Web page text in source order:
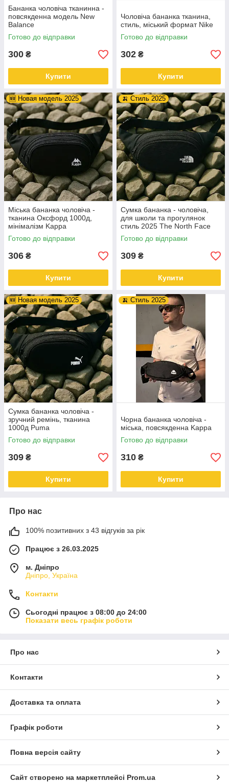
Бананка чоловіча тканинна -
повсякденна модель New
Balance
Готово до відправки
300 ₴
Купити
Чоловіча бананка тканина,
стиль, міський формат Nike
Готово до відправки
302 ₴
Купити
🆕 Новая модель 2025
Міська бананка чоловіча -
тканина Оксфорд 1000д,
мінімалізм Kappa
Готово до відправки
306 ₴
Купити
🍌 Стиль 2025
Сумка бананка - чоловіча,
для школи та прогулянок
стиль 2025 The North Face
Готово до відправки
309 ₴
Купити
🆕 Новая модель 2025
Сумка бананка чоловіча -
зручний ремінь, тканина
1000д Puma
Готово до відправки
309 ₴
Купити
🍌 Стиль 2025
Чорна бананка чоловіча -
міська, повсякденна Kappa
Готово до відправки
310 ₴
Купити
Про нас
100% позитивних з 43 відгуків за рік
Працює з 26.03.2025
м. Дніпро
Дніпро, Україна
Контакти
Сьогодні працює з 08:00 до 24:00
Показати весь графік роботи
Про нас
Контакти
Доставка та оплата
Графік роботи
Повна версія сайту
Сайт створено на маркетплейсі Prom.ua